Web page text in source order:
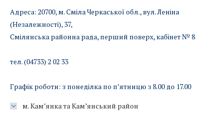
Адреса: 20700, м. Сміла Черкаської обл., вул. Леніна
(Незалежності), 37,
Смілянська районна рада, перший поверх, кабінет № 8
тел. (04733) 2 02 33
Графік роботи: з понеділка по п’ятницю з 8.00 до 17.00
м. Кам’янка та Кам’янський район